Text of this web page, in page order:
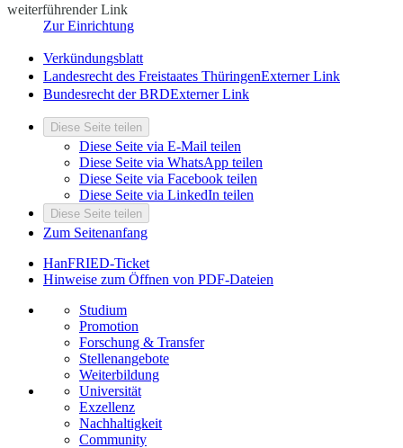
weiterführender Link
Zur Einrichtung
Verkündungsblatt
Landesrecht des Freistaates ThüringenExterner Link
Bundesrecht der BRDExterner Link
Diese Seite teilen
Diese Seite via E-Mail teilen
Diese Seite via WhatsApp teilen
Diese Seite via Facebook teilen
Diese Seite via LinkedIn teilen
Diese Seite teilen
Zum Seitenanfang
HanFRIED-Ticket
Hinweise zum Öffnen von PDF-Dateien
Studium
Promotion
Forschung & Transfer
Stellenangebote
Weiterbildung
Universität
Exzellenz
Nachhaltigkeit
Community